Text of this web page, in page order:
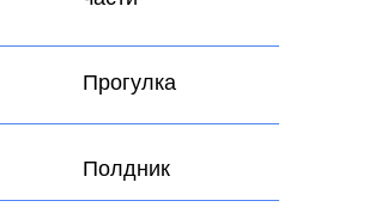
Полдник
Прогулка